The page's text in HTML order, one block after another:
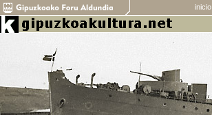
inicio